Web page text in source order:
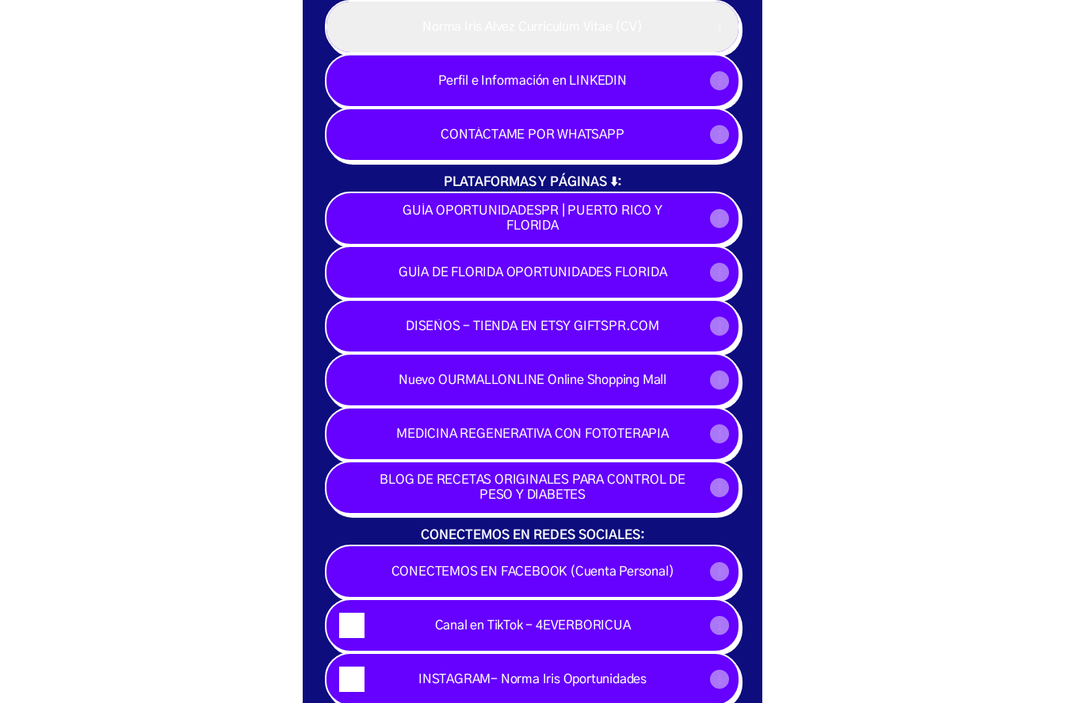
Perfil e Información en LINKEDIN
CONTÁCTAME POR WHATSAPP
PLATAFORMAS Y PÁGINAS ⬇️:
GUÍA OPORTUNIDADESPR | PUERTO RICO Y
FLORIDA
GUÍA DE FLORIDA OPORTUNIDADES FLORIDA
DISEÑOS - TIENDA EN ETSY GIFTSPR.COM
Nuevo OURMALLONLINE Online Shopping Mall
MEDICINA REGENERATIVA CON FOTOTERAPIA
BLOG DE RECETAS ORIGINALES PARA CONTROL DE
PESO Y DIABETES
CONECTEMOS EN REDES SOCIALES:
CONECTEMOS EN FACEBOOK (Cuenta Personal)
Canal en TikTok - 4EVERBORICUA
INSTAGRAM- Norma Iris Oportunidades